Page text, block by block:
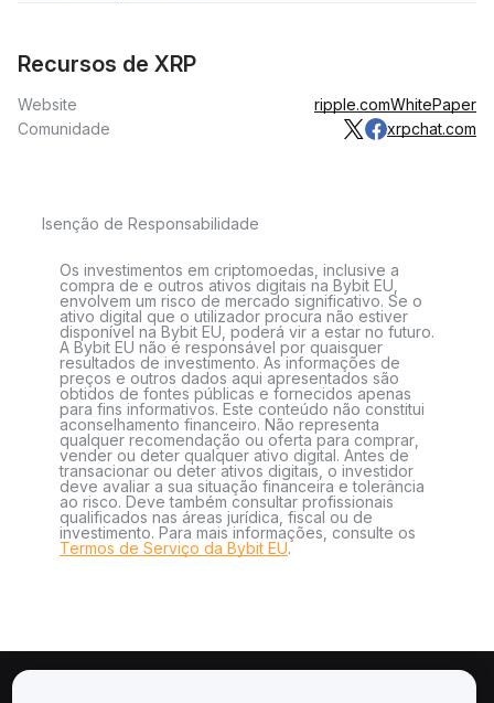
Recursos de XRP
Website ripple.comWhitePaper
Comunidade
xrpchat.com
Isenção de Responsabilidade
Os investimentos em criptomoedas, inclusive a
compra de e outros ativos digitais na Bybit EU,
envolvem um risco de mercado significativo. Se o
ativo digital que o utilizador procura não estiver
disponível na Bybit EU, poderá vir a estar no futuro.
A Bybit EU não é responsável por quaisquer
resultados de investimento. As informações de
preços e outros dados aqui apresentados são
obtidos de fontes públicas e fornecidos apenas
para fins informativos. Este conteúdo não constitui
aconselhamento financeiro. Não representa
qualquer recomendação ou oferta para comprar,
vender ou deter qualquer ativo digital. Antes de
transacionar ou deter ativos digitais, o investidor
deve avaliar a sua situação financeira e tolerância
ao risco. Deve também consultar profissionais
qualificados nas áreas jurídica, fiscal ou de
investimento. Para mais informações, consulte os
Termos de Serviço da Bybit EU.